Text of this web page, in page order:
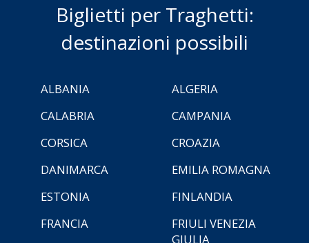
Biglietti per Traghetti:
destinazioni possibili
ALBANIA
ALGERIA
CALABRIA
CAMPANIA
CORSICA
CROAZIA
DANIMARCA
EMILIA ROMAGNA
ESTONIA
FINLANDIA
FRANCIA
FRIULI VENEZIA
GIULIA